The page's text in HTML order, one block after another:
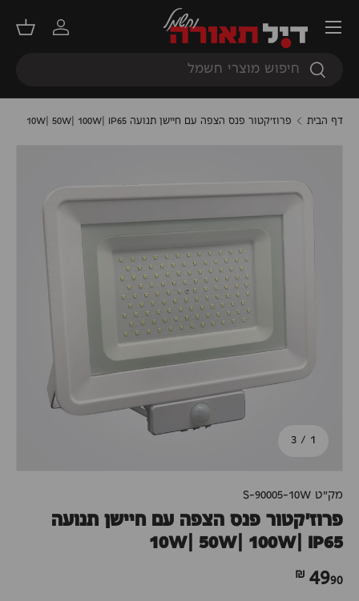
דילוג
חיפוש
חיפוש
התחברות
סל
תפריט
דף הבית פרוז'קטור פנס הצפה עם חיישן תנועה 10W| 50W| 100W| IP65
1
/ מתוך
3
מק"ט S-90005-10W
פרוז'קטור פנס הצפה עם חיישן תנועה
10W| 50W| 100W| IP65
4990 ₪